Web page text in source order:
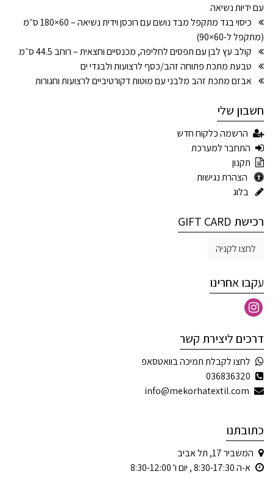
עם ידיות נשיאה
כיסוי בגד מתקפל מבד נושם עם רוכסן וידית נשיאה – 60×180 ס״מ
(מתקפל ל-60×90)
קולב עץ לבן עם תפסים לחליפה, מכנסיים וחצאית – רוחב 44.5 ס״מ
טבעת מתכת פתוחה זהב/כסף לרצועות ולבגדי ים
אבזם מתכת זהב מלבני עם מוטות דקורטיביים לרצועות וחגורות
חשבון שלי
הרשמה כלקוח חדש
התחבר למערכת
תקנון
הצהרת נגישות
בלוג
רכישת GIFT CARD
לחצו לקניה
עקבו אחרינו
דרכים ליצירת קשר
לחצו לקבלת תמיכה בוואטסאפ
036836320
info@mekorhatextil.com
כתובתנו
המשביר 17, תל אביב
א-ה 8:30-17:30 , יום ו' 8:30-12:00